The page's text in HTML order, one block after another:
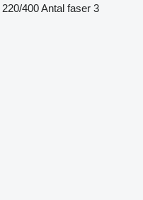
220/400Antal faser 3